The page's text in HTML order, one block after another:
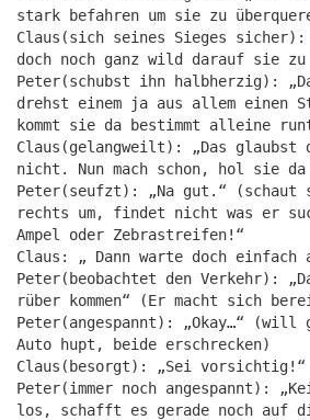
stark befahren um sie zu
Claus(sich seines Sieges sicher):
doch noch ganz wild darauf sie
Peter(schubst ihn halbherzig):
drehst einem ja aus allem einen
kommt sie da bestimmt alleine
Claus(gelangweilt): „Das glaubst
nicht. Nun mach schon, hol sie
Peter(seufzt): „Na gut.“ (schaut
rechts um, findet nicht was er
Ampel oder Zebrastreifen!“
Claus: „ Dann warte doch einfach
Peter(beobachtet den Verkehr):
rüber kommen“ (Er macht sich
Peter(angespannt): „Okay…“ (will
Auto hupt, beide erschrecken)
Claus(besorgt): „Sei vorsichtig!“
Peter(immer noch angespannt):
los, schafft es gerade noch auf